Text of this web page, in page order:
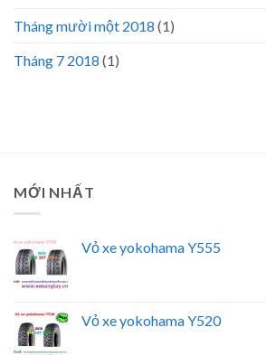
Tháng mười một 2018 (1)
Tháng 7 2018 (1)
MỚI NHẤT
Vỏ xe yokohama Y555
Vỏ xe yokohama Y520